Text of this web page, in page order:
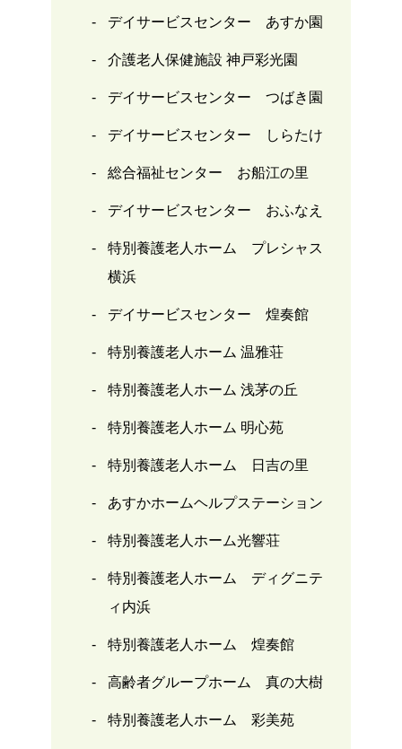
デイサービスセンター あすか園
介護老人保健施設 神戸彩光園
デイサービスセンター つばき園
デイサービスセンター しらたけ
総合福祉センター お船江の里
デイサービスセンター おふなえ
特別養護老人ホーム プレシャス
横浜
デイサービスセンター 煌奏館
特別養護老人ホーム 温雅荘
特別養護老人ホーム 浅茅の丘
特別養護老人ホーム 明心苑
特別養護老人ホーム 日吉の里
あすかホームヘルプステーション
特別養護老人ホーム光響荘
特別養護老人ホーム ディグニテ
ィ内浜
特別養護老人ホーム 煌奏館
高齢者グループホーム 真の大樹
特別養護老人ホーム 彩美苑